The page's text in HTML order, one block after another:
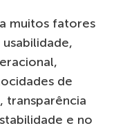
muitos fatores
de
transparência
e no